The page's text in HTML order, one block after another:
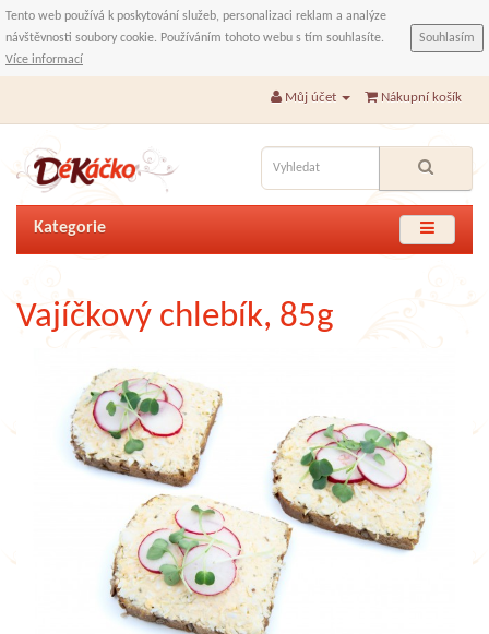
Tento web používá k poskytování služeb, personalizaci reklam a analýze
návštěvnosti soubory cookie. Používáním tohoto webu s tím souhlasíte.
Více informací
Souhlasím
Můj účet Nákupní košík
Kategorie
Vajíčkový chlebík, 85g